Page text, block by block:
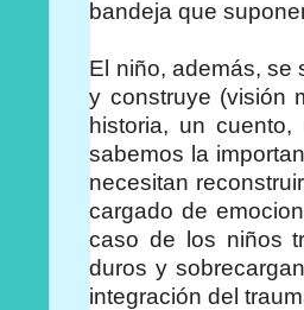
bandeja que
El niño, además, se
y construye (visión
historia, un
sabemos la
necesitan
cargado de
caso de los niños
duros y
integración del